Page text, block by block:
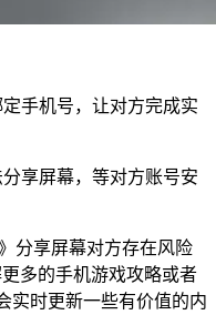
手机号，让对方完成实
享屏幕，等对方账号安
》分享屏幕对方存在风险
多的手机游戏攻略或者
实时更新一些有价值的内